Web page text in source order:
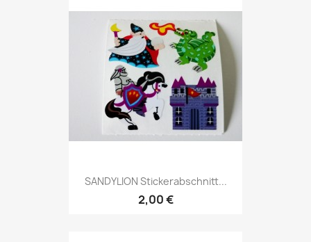
SANDYLION Stickerabschnitt...
2,00 €